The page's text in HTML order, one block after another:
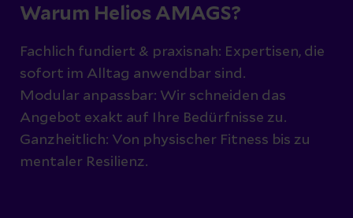
Warum Helios AMAGS?
Fachlich fundiert & praxisnah: Expertisen, die
sofort im Alltag anwendbar sind.
Modular anpassbar: Wir schneiden das
Angebot exakt auf Ihre Bedürfnisse zu.
Ganzheitlich: Von physischer Fitness bis zu
mentaler Resilienz.